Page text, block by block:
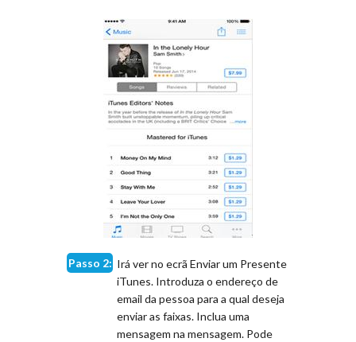
Passo 2: Irá ver no ecrã Enviar um Presente
iTunes. Introduza o endereço de
email da pessoa para a qual deseja
enviar as faixas. Inclua uma
mensagem na mensagem. Pode